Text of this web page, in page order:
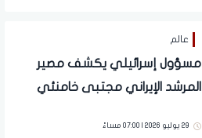
عالم
مسؤول إسرائيلي يكشف مصير
المرشد الإيراني مجتبى خامنئي
29 يوليو 2026 | 07:00 مساءً